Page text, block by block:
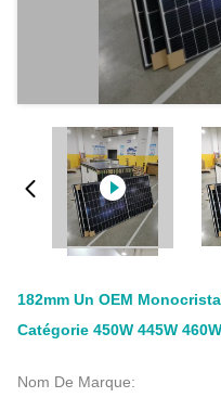
182mm Un OEM
Catégorie 450W 445W
Nom De Marque: